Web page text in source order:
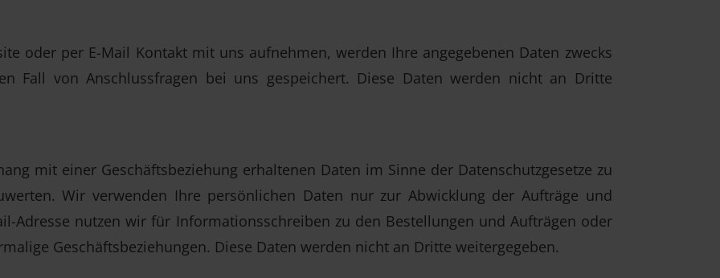
oder per E-Mail Kontakt mit uns aufnehmen, werden Ihre angegebenen Daten zwecks
Fall von Anschlussfragen bei uns gespeichert. Diese Daten werden nicht an Dritte
mit einer Geschäftsbeziehung erhaltenen Daten im Sinne der Datenschutzgesetze zu
Wir verwenden Ihre persönlichen Daten nur zur Abwicklung der Aufträge und
Adresse nutzen wir für Informationsschreiben zu den Bestellungen und Aufträgen oder
Geschäftsbeziehungen. Diese Daten werden nicht an Dritte weitergegeben.